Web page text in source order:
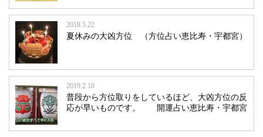
2018.5.22
夏休みの大凶方位 （方位占い恵比寿・宇都宮）
2019.2.10
普段から方位取りをしているほど、大凶方位の反
応が早いものです。 開運占い恵比寿・宇都宮